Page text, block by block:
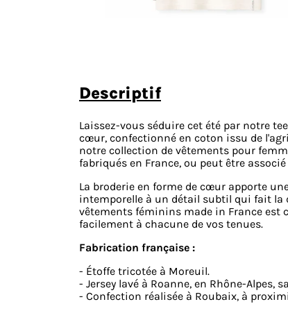
descriptif
​Laissez-vous séduire cet été par notre
cœur, confectionné en coton issu de
notre collection de vêtements pour
fabriqués en France, ou peut être
La broderie en forme de cœur apporte
intemporelle à un détail subtil qui fait la
vêtements féminins made in France est
facilement à chacune de vos tenues.​
Fabrication française :
- Étoffe tricotée à Moreuil.​
- Jersey lavé à Roanne, en Rhône-
- Confection réalisée à Roubaix, à